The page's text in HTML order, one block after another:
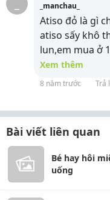
_manchau_
Atiso đỏ là gì
atiso sấy khô
lun,em mua ở
Xem thêm
8 năm trước Trả
Bài viết liên quan
Bé hay hôi
uống